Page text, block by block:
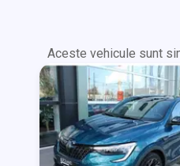
Aceste vehicule sunt